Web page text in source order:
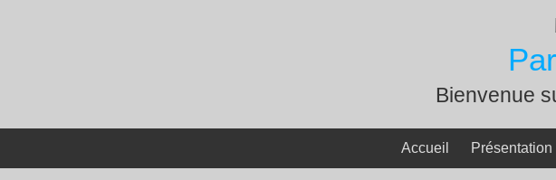
Bienvenue
Accueil Présentation